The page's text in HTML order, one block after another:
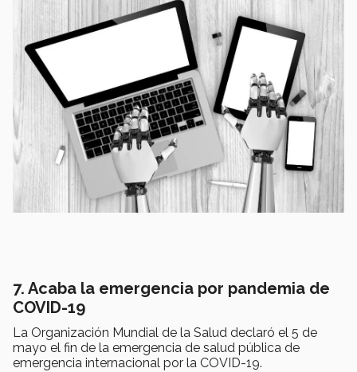
7. Acaba la emergencia por pandemia de
COVID-19
La Organización Mundial de la Salud declaró el 5 de
mayo el fin de la emergencia de salud pública de
emergencia internacional por la COVID-19.